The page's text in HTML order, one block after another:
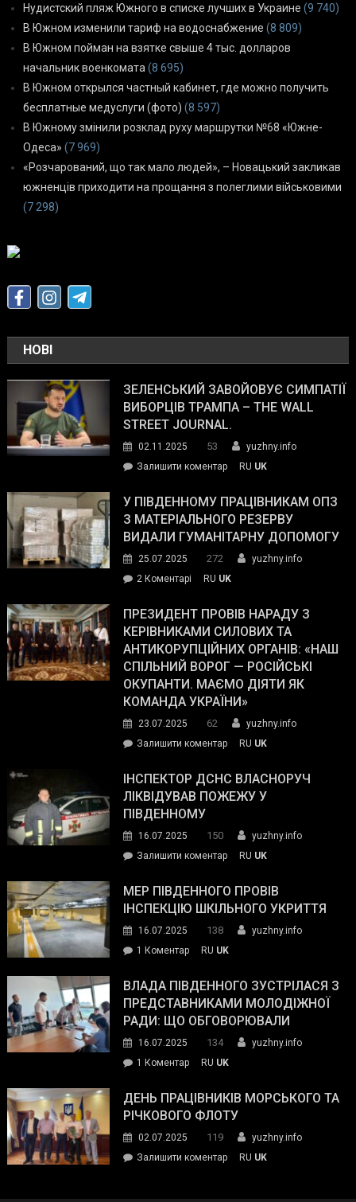
Нудистский пляж Южного в списке лучших в Украине (9 740)
В Южном изменили тариф на водоснабжение (8 809)
В Южном пойман на взятке свыше 4 тыс. долларов
начальник военкомата (8 695)
В Южном открылся частный кабинет, где можно получить
бесплатные медуслуги (фото) (8 597)
В Южному змінили розклад руху маршрутки №68 «Южне-
Одеса» (7 969)
«Розчарований, що так мало людей», – Новацький закликав
южненців приходити на прощання з полеглими військовими
(7 298)
НОВІ
ЗЕЛЕНСЬКИЙ ЗАВОЙОВУЄ СИМПАТІЇ
ВИБОРЦІВ ТРАМПА – THE WALL
STREET JOURNAL.
02.11.2025 53
yuzhny.info
Залишити коментарon
завойовує
симпатії
виборців
The
Street
Journal.
RU UK
У ПІВДЕННОМУ ПРАЦІВНИКАМ ОПЗ
З МАТЕРІАЛЬНОГО РЕЗЕРВУ
ВИДАЛИ ГУМАНІТАРНУ ДОПОМОГУ
25.07.2025 272
yuzhny.info
2 Коментарі
Південному
працівникам
ОПЗ
з
матеріального
резерву
гуманітарну
допомогу
RU UK
ПРЕЗИДЕНТ ПРОВІВ НАРАДУ З
КЕРІВНИКАМИ СИЛОВИХ ТА
АНТИКОРУПЦІЙНИХ ОРГАНІВ: «НАШ
СПІЛЬНИЙ ВОРОГ — РОСІЙСЬКІ
ОКУПАНТИ. МАЄМО ДІЯТИ ЯК
КОМАНДА УКРАЇНИ»
23.07.2025 62
yuzhny.info
Залишити коментарon
провів
нараду
силових
та
органів:
«Наш
спільний
окупанти.
Маємо
діяти
команда
RU UK
ІНСПЕКТОР ДСНС ВЛАСНОРУЧ
ЛІКВІДУВАВ ПОЖЕЖУ У
ПІВДЕННОМУ
16.07.2025 150
yuzhny.info
Залишити коментарon
ДСНС
власноруч
пожежу
у
RU UK
МЕР ПІВДЕННОГО ПРОВІВ
ІНСПЕКЦІЮ ШКІЛЬНОГО УКРИТТЯ
16.07.2025 138
yuzhny.info
1 Коментардо
Південного
провів
інспекцію
укриття
RU UK
ВЛАДА ПІВДЕННОГО ЗУСТРІЛАСЯ З
ПРЕДСТАВНИКАМИ МОЛОДІЖНОЇ
РАДИ: ЩО ОБГОВОРЮВАЛИ
16.07.2025 134
yuzhny.info
1 Коментардо
Південного
зустрілася
представниками
молодіжної
RU UK
ДЕНЬ ПРАЦІВНИКІВ МОРСЬКОГО ТА
РІЧКОВОГО ФЛОТУ
02.07.2025 119
yuzhny.info
Залишити коментарon
RU UK